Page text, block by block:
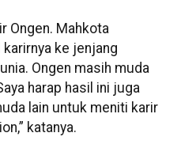
Ongen. Mahkota
ke jenjang
Ongen masih muda
harap hasil ini juga
lain untuk meniti karir
katanya.